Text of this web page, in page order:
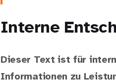
Interne
Dieser Text ist für
Informationen zu